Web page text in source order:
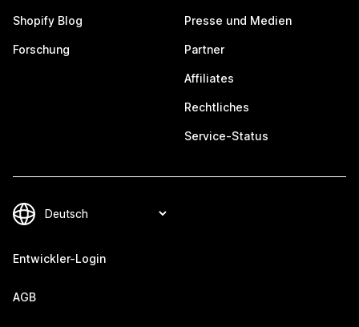
Shopify Blog
Forschung
Presse und Medien
Partner
Affiliates
Rechtliches
Service-Status
Entwickler-Login
AGB